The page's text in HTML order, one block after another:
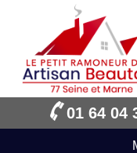
01 64 04